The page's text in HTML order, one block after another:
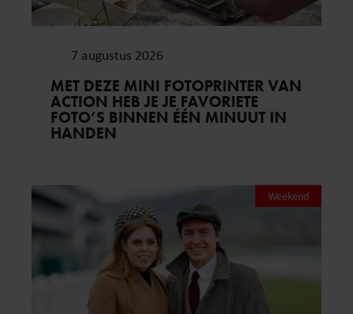
7 augustus 2026
MET DEZE MINI FOTOPRINTER VAN
ACTION HEB JE JE FAVORIETE
FOTO’S BINNEN ÉÉN MINUUT IN
HANDEN
Weekend